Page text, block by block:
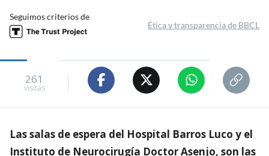
Seguimos criterios de
Ética y transparencia de BBCL
261
visitas
Las salas de espera del Hospital Barros Luco y el
Instituto de Neurocirugía Doctor Asenjo, son las